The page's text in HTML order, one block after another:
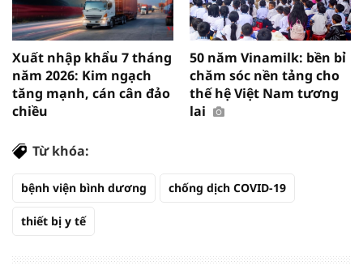
Xuất nhập khẩu 7 tháng
năm 2026: Kim ngạch
tăng mạnh, cán cân đảo
chiều
50 năm Vinamilk: bền bỉ
chăm sóc nền tảng cho
thế hệ Việt Nam tương
lai
Từ khóa:
bệnh viện bình dương chống dịch COVID-19
thiết bị y tế